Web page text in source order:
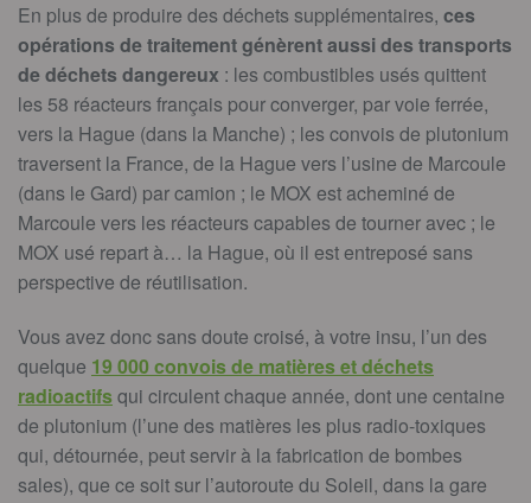
En plus de produire des déchets supplémentaires, ces
opérations de traitement génèrent aussi des transports
de déchets dangereux : les combustibles usés quittent
les 58 réacteurs français pour converger, par voie ferrée,
vers la Hague (dans la Manche) ; les convois de plutonium
traversent la France, de la Hague vers l’usine de Marcoule
(dans le Gard) par camion ; le MOX est acheminé de
Marcoule vers les réacteurs capables de tourner avec ; le
MOX usé repart à… la Hague, où il est entreposé sans
perspective de réutilisation.
Vous avez donc sans doute croisé, à votre insu, l’un des
quelque 19 000 convois de matières et déchets
radioactifsqui circulent chaque année, dont une centaine
de plutonium (l’une des matières les plus radio-toxiques
qui, détournée, peut servir à la fabrication de bombes
sales), que ce soit sur l’autoroute du Soleil, dans la gare